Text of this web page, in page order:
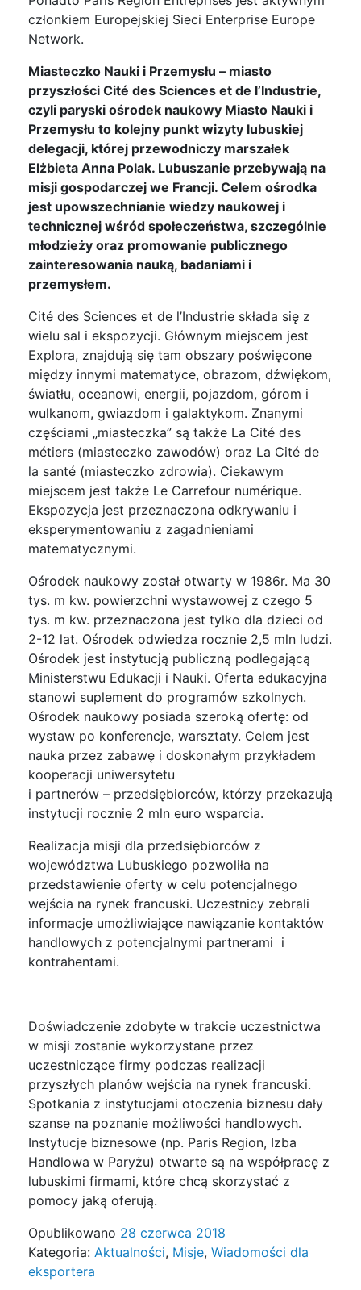
członkiem Europejskiej Sieci Enterprise Europe
Network.
Miasteczko Nauki i Przemysłu – miasto
przyszłości Cité des Sciences et de l’Industrie,
czyli paryski ośrodek naukowy Miasto Nauki i
Przemysłu to kolejny punkt wizyty lubuskiej
delegacji, której przewodniczy marszałek
Elżbieta Anna Polak. Lubuszanie przebywają na
misji gospodarczej we Francji. Celem ośrodka
jest upowszechnianie wiedzy naukowej i
technicznej wśród społeczeństwa, szczególnie
młodzieży oraz promowanie publicznego
zainteresowania nauką, badaniami i
przemysłem.
Cité des Sciences et de l’Industrie składa się z
wielu sal i ekspozycji. Głównym miejscem jest
Explora, znajdują się tam obszary poświęcone
między innymi matematyce, obrazom, dźwiękom,
światłu, oceanowi, energii, pojazdom, górom i
wulkanom, gwiazdom i galaktykom. Znanymi
częściami „miasteczka” są także La Cité des
métiers (miasteczko zawodów) oraz La Cité de
la santé (miasteczko zdrowia). Ciekawym
miejscem jest także Le Carrefour numérique.
Ekspozycja jest przeznaczona odkrywaniu i
eksperymentowaniu z zagadnieniami
matematycznymi.
Ośrodek naukowy został otwarty w 1986r. Ma 30
tys. m kw. powierzchni wystawowej z czego 5
tys. m kw. przeznaczona jest tylko dla dzieci od
2-12 lat. Ośrodek odwiedza rocznie 2,5 mln ludzi.
Ośrodek jest instytucją publiczną podlegającą
Ministerstwu Edukacji i Nauki. Oferta edukacyjna
stanowi suplement do programów szkolnych.
Ośrodek naukowy posiada szeroką ofertę: od
wystaw po konferencje, warsztaty. Celem jest
nauka przez zabawę i doskonałym przykładem
kooperacji uniwersytetu
i partnerów – przedsiębiorców, którzy przekazują
instytucji rocznie 2 mln euro wsparcia.
Realizacja misji dla przedsiębiorców z
województwa Lubuskiego pozwoliła na
przedstawienie oferty w celu potencjalnego
wejścia na rynek francuski. Uczestnicy zebrali
informacje umożliwiające nawiązanie kontaktów
handlowych z potencjalnymi partnerami i
kontrahentami.
Doświadczenie zdobyte w trakcie uczestnictwa
w misji zostanie wykorzystane przez
uczestniczące firmy podczas realizacji
przyszłych planów wejścia na rynek francuski.
Spotkania z instytucjami otoczenia biznesu dały
szanse na poznanie możliwości handlowych.
Instytucje biznesowe (np. Paris Region, Izba
Handlowa w Paryżu) otwarte są na współpracę z
lubuskimi firmami, które chcą skorzystać z
pomocy jaką oferują.
Opublikowano 28 czerwca 2018
Kategoria: Aktualności, Misje, Wiadomości dla
eksportera